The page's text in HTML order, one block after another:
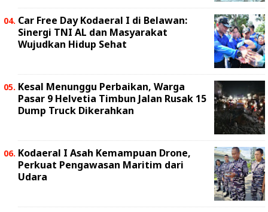
Car Free Day Kodaeral I di Belawan:
Sinergi TNI AL dan Masyarakat
Wujudkan Hidup Sehat
Kesal Menunggu Perbaikan, Warga
Pasar 9 Helvetia Timbun Jalan Rusak 15
Dump Truck Dikerahkan
Kodaeral I Asah Kemampuan Drone,
Perkuat Pengawasan Maritim dari
Udara